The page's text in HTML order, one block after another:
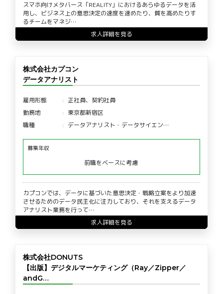
スマホ向けメタバース「REALITY」におけるあらゆるデータを活
用し、ビジネス上の意思決定の速度を速めたり、質を高めたりす
るチームをマネジ…
求人詳細を見る
株式会社カプコン
データアナリスト
雇用形態
正社員、契約社員
勤務地
東京都新宿区
職種
データアナリスト・データサイエン…
募集年収
前職をベースに考慮
カプコンでは、データに基づいた意思決定・戦略立案をより加速
させるためのデータ民主化に注力しており、それを支えるデータ
アナリスト業務を行って…
求人詳細を見る
株式会社DONUTS
【出版】デジタルマーケティング（Ray／Zipper／
andG…